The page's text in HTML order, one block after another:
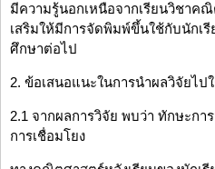
มีความรู้นอกเหนือจากเรียนวิชาคณิ
เสริมให้มีการจัดพิมพ์ขึ้นใช้กับนักเ
ศึกษาต่อไป
2. ข้อเสนอแนะในการนำผลวิจัยไป
2.1 จากผลการวิจัย พบว่า ทักษะก
การเชื่อมโยง